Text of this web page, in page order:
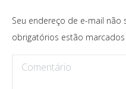
Seu endereço de e-mail não
obrigatórios estão marcados
Comentário